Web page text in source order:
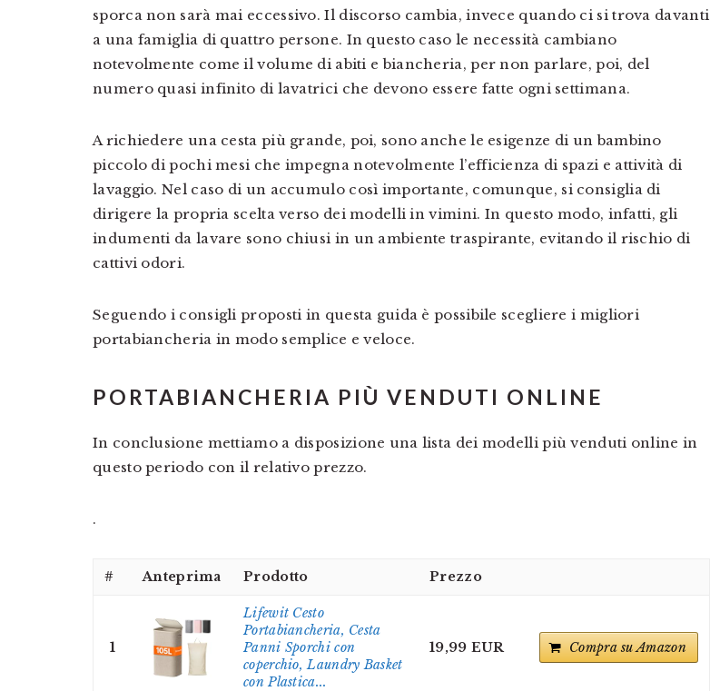
sporca non sarà mai eccessivo. Il discorso cambia, invece quando ci si trova davanti
a una famiglia di quattro persone. In questo caso le necessità cambiano
notevolmente come il volume di abiti e biancheria, per non parlare, poi, del
numero quasi infinito di lavatrici che devono essere fatte ogni settimana.
A richiedere una cesta più grande, poi, sono anche le esigenze di un bambino
piccolo di pochi mesi che impegna notevolmente l’efficienza di spazi e attività di
lavaggio. Nel caso di un accumulo così importante, comunque, si consiglia di
dirigere la propria scelta verso dei modelli in vimini. In questo modo, infatti, gli
indumenti da lavare sono chiusi in un ambiente traspirante, evitando il rischio di
cattivi odori.
Seguendo i consigli proposti in questa guida è possibile scegliere i migliori
portabiancheria in modo semplice e veloce.
PORTABIANCHERIA PIÙ VENDUTI ONLINE
In conclusione mettiamo a disposizione una lista dei modelli più venduti online in
questo periodo con il relativo prezzo.
.
# Anteprima Prodotto Prezzo
1
Lifewit Cesto
Portabiancheria, Cesta
Panni Sporchi con
coperchio, Laundry Basket
con Plastica...
19,99 EUR Compra su Amazon